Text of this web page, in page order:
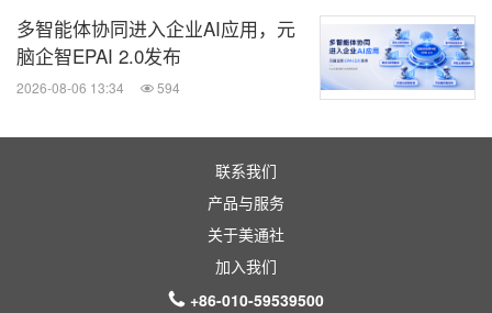
断积累品牌数据的同时，继续深入挖掘数据和商业的
关系，提供商业洞察，赋能品牌。
图片 -https://photos.prnasia.com/prnh/20180815/22
https://photos.prnasia.com/prnh/20180815/22
https://photos.prnasia.com/prnh/20180815/22
多智能体协同进入企业AI应用，元
脑企智EPAI 2.0发布
2026-08-06 13:34 594
联系我们
产品与服务
关于美通社
加入我们
+86-010-59539500